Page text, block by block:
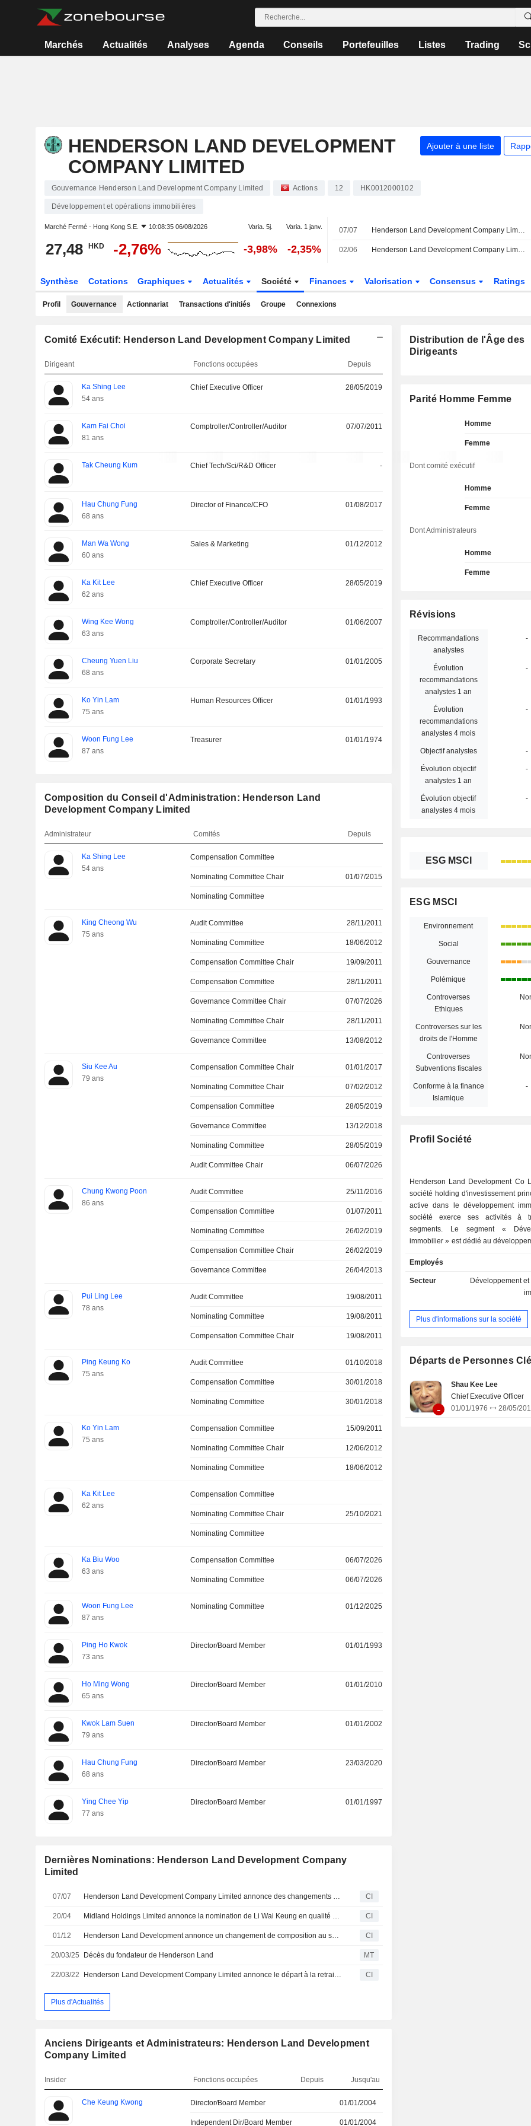
Marchés Actualités Analyses Agenda Conseils Portefeuilles Listes Trading
HENDERSON LAND DEVELOPMENT
COMPANY LIMITED
Ajouter à une liste
Gouvernance Henderson Land Development Company Limited Actions 12 HK0012000102
Développement et opérations immobilières
Marché Fermé - Hong Kong S.E. 10:08:35 06/08/2026 Varia. 5j. Varia. 1 janv.
27,48 HKD -2,76% -3,98% -2,35%
07/07 Henderson Land Development Company Limited annonce des changements au sein de son conseil d'administration et de ses comités
02/06 Henderson Land Development Company Limited approuve le versement d'un dividende final
Synthèse Cotations Graphiques Actualités Société Finances Valorisation Consensus Ratings
Profil Gouvernance Actionnariat Transactions d'initiés Groupe Connexions
Comité Exécutif: Henderson Land Development Company Limited
Dirigeant Fonctions occupées Depuis
Ka Shing Lee
54 ans
Chief Executive Officer 28/05/2019
Kam Fai Choi
81 ans
Comptroller/Controller/Auditor 07/07/2011
Tak Cheung Kum Chief Tech/Sci/R&D Officer -
Hau Chung Fung
68 ans
Director of Finance/CFO 01/08/2017
Man Wa Wong
60 ans
Sales & Marketing 01/12/2012
Ka Kit Lee
62 ans
Chief Executive Officer 28/05/2019
Wing Kee Wong
63 ans
Comptroller/Controller/Auditor 01/06/2007
Cheung Yuen Liu
68 ans
Corporate Secretary 01/01/2005
Ko Yin Lam
75 ans
Human Resources Officer 01/01/1993
Woon Fung Lee
87 ans
Treasurer 01/01/1974
Composition du Conseil d'Administration: Henderson Land
Development Company Limited
Administrateur Comités Depuis
Ka Shing Lee
54 ans
Compensation Committee
Nominating Committee Chair 01/07/2015
Nominating Committee
King Cheong Wu
75 ans
Audit Committee 28/11/2011
Nominating Committee 18/06/2012
Compensation Committee Chair 19/09/2011
Compensation Committee 28/11/2011
Governance Committee Chair 07/07/2026
Nominating Committee Chair 28/11/2011
Governance Committee 13/08/2012
Siu Kee Au
79 ans
Compensation Committee Chair 01/01/2017
Nominating Committee Chair 07/02/2012
Compensation Committee 28/05/2019
Governance Committee 13/12/2018
Nominating Committee 28/05/2019
Audit Committee Chair 06/07/2026
Chung Kwong Poon
86 ans
Audit Committee 25/11/2016
Compensation Committee 01/07/2011
Nominating Committee 26/02/2019
Compensation Committee Chair 26/02/2019
Governance Committee 26/04/2013
Pui Ling Lee
78 ans
Audit Committee 19/08/2011
Nominating Committee 19/08/2011
Compensation Committee Chair 19/08/2011
Ping Keung Ko
75 ans
Audit Committee 01/10/2018
Compensation Committee 30/01/2018
Nominating Committee 30/01/2018
Ko Yin Lam
75 ans
Compensation Committee 15/09/2011
Nominating Committee Chair 12/06/2012
Nominating Committee 18/06/2012
Ka Kit Lee
62 ans
Compensation Committee
Nominating Committee Chair 25/10/2021
Nominating Committee
Ka Biu Woo
63 ans
Compensation Committee 06/07/2026
Nominating Committee 06/07/2026
Woon Fung Lee
87 ans
Nominating Committee 01/12/2025
Ping Ho Kwok
73 ans
Director/Board Member 01/01/1993
Ho Ming Wong
65 ans
Director/Board Member 01/01/2010
Kwok Lam Suen
79 ans
Director/Board Member 01/01/2002
Hau Chung Fung
68 ans
Director/Board Member 23/03/2020
Ying Chee Yip
77 ans
Director/Board Member 01/01/1997
Dernières Nominations: Henderson Land Development Company
Limited
07/07 Henderson Land Development Company Limited annonce des changements au sein de son conseil d'administration et de ses comités CI
20/04 Midland Holdings Limited annonce la nomination de Li Wai Keung en qualité d'administrateur indépendant non exécutif et membre des comités d'audit, des rémunérations et des nominations, à compter du 20 avril 2026 CI
01/12 Henderson Land Development annonce un changement de composition au sein du comité de nomination, effectif au 1er décembre 2025 CI
20/03/25 Décès du fondateur de Henderson Land MT
22/03/22 Henderson Land Development Company Limited annonce le départ à la retraite de Lee Tat Man en tant que directeur non exécutif CI
Plus d'Actualités
Anciens Dirigeants et Administrateurs: Henderson Land Development
Company Limited
Insider Fonctions occupées Depuis Jusqu'au
Che Keung Kwong Director/Board Member 01/01/2004
Independent Dir/Board Member 01/01/2004
Distribution de l'Âge des
Dirigeants
Parité Homme Femme
Homme
Femme
Dont comité exécutif
Homme
Femme
Dont Administrateurs
Homme
Femme
Révisions
Recommandations
analystes
-
Évolution
recommandations
analystes 1 an
-
Évolution
recommandations
analystes 4 mois
-
Objectif analystes -
Évolution objectif
analystes 1 an
-
Évolution objectif
analystes 4 mois
-
ESG MSCI
ESG MSCI
Environnement
Social
Gouvernance
Polémique
Controverses
Ethiques
Controverses sur les
droits de l'Homme
Controverses
Subventions fiscales
Conforme à la finance
Islamique
-
Profil Société
Henderson Land Development Co
société holding d'investissement
active dans le développement
société exerce ses activités à
segments. Le segment «
immobilier » est dédié au
Location immobilière » est dédié à la
biens immobiliers. Le segment «
grands magasins et de
grands magasins et de
magasins. Le segment «
activités » est dédié à la gestion
financiers, à la gestion de projets, à
immobilière, aux services de
nettoyage, à la restauration, à
Employés
Secteur
Développement
Plus d'informations sur la société
Départs de Personnes
-
Shau Kee Lee
Chief Executive Officer
01/01/1976
28/05/